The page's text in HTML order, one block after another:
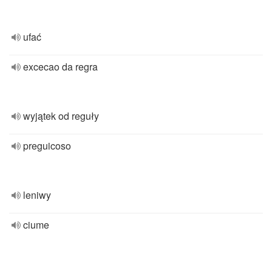
ufać
excecao da regra
wyjątek od reguły
preguicoso
leniwy
ciume